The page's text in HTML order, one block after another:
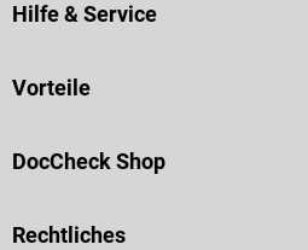
Hilfe & Service
Vorteile
DocCheck Shop
Rechtliches